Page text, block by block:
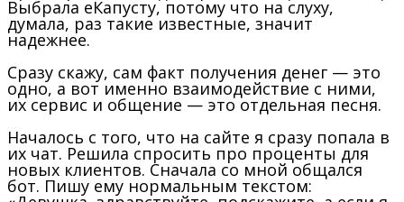
Выбрала еКапусту, потому что на слуху,
думала, раз такие известные, значит
надежнее.
Сразу скажу, сам факт получения денег — это
одно, а вот именно взаимодействие с ними,
их сервис и общение — это отдельная песня.
Началось с того, что на сайте я сразу попала в
их чат. Решила спросить про проценты для
новых клиентов. Сначала со мной общался
бот. Пишу ему нормальным текстом: